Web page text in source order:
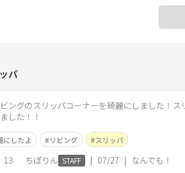
パ
ングのスリッパコーナーを綺麗にしました！
した！！
にしたよ リビング スリッパ
13 ちぽりん STAFF | 07/27 | なんでも！